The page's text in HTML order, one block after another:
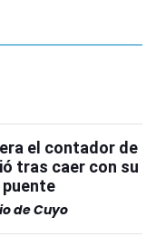
el contador de
tras caer con su
de Cuyo